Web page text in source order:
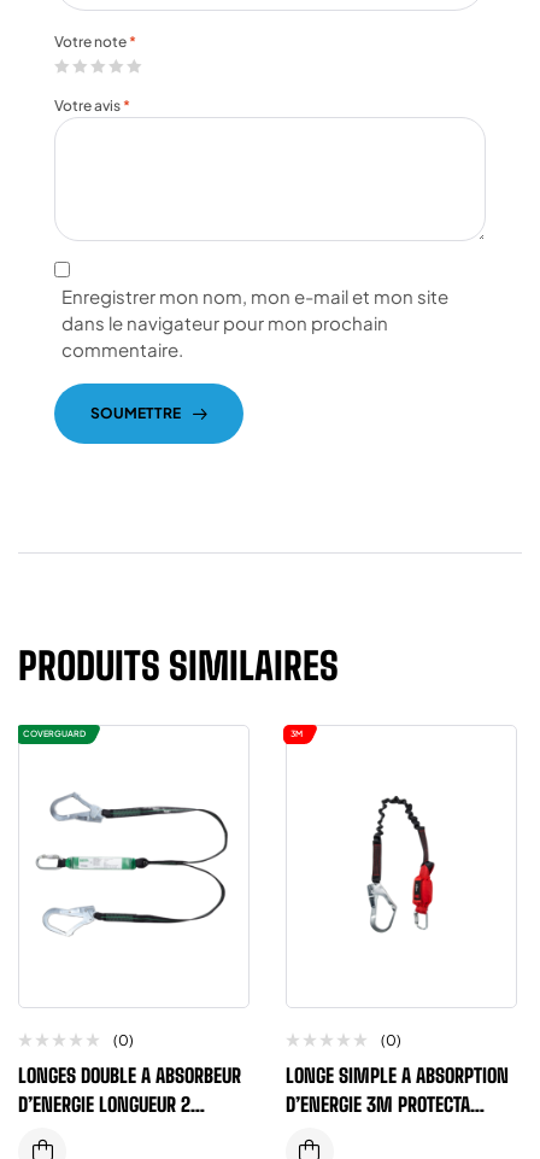
Votre note *
Votre avis *
Enregistrer mon nom, mon e-mail et mon site
dans le navigateur pour mon prochain
commentaire.
SOUMETTRE
PRODUITS SIMILAIRES
COVERGUARD
(0)
LONGES DOUBLE A ABSORBEUR
D’ENERGIE LONGUEUR 2
METRES + CAPACITE 100KG
3M
(0)
LONGE SIMPLE A ABSORPTION
D’ENERGIE 3M PROTECTA
SANGLE ELASTIQUE